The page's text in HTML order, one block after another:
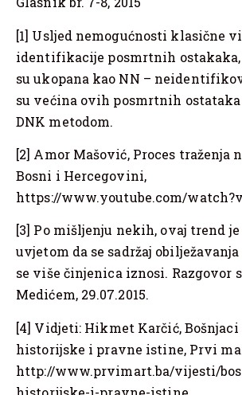
[1] Usljed nemogućnosti klasične
identifikacije posmrtnih
su ukopana kao NN –
su većina ovih posmrtnih
DNK metodom.
[2] Amor Mašović, Proces traženja
Bosni i Hercegovini,
https://www.youtube.com/
[3] Po mišljenju nekih, ovaj trend
uvjetom da se sadržaj
se više činjenica iznosi. Razgovor
Medićem, 29.07.2015.
[4] Vidjeti: Hikmet Karčić, Bošnjaci
historijske i pravne istine, Prvi
http://www.prvimart.ba/vijesti/